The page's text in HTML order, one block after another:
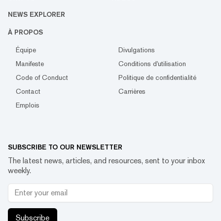
NEWS EXPLORER
À PROPOS
Équipe
Divulgations
Manifeste
Conditions d'utilisation
Code of Conduct
Politique de confidentialité
Contact
Carrières
Emplois
SUBSCRIBE TO OUR NEWSLETTER
The latest news, articles, and resources, sent to your inbox
weekly.
Subscribe